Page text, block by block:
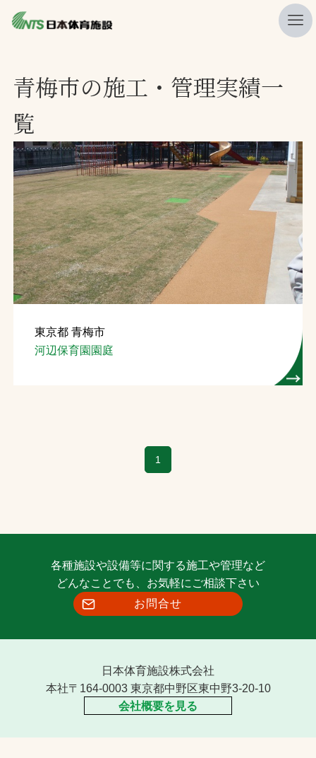
ニュース
プレスリリース
レポート
製品・サービス一覧
施工・管理実績一覧
会社概要
採用情報
検索
お問合せ
文字の見えづらさや操作にお困りの方へ
青梅市の施工・管理実績一
覧
東京都 青梅市
河辺保育園園庭
1
各種施設や設備等に関する施工や管理など
どんなことでも、お気軽にご相談下さい
お問合せ
日本体育施設株式会社
本社〒164-0003 東京都中野区東中野3-20-10
会社概要を見る